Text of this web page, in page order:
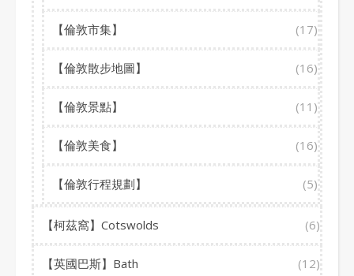
【倫敦市集】 (17)
【倫敦散步地圖】 (16)
【倫敦景點】 (11)
【倫敦美食】 (16)
【倫敦行程規劃】 (5)
【柯茲窩】Cotswolds (6)
【英國巴斯】Bath (12)